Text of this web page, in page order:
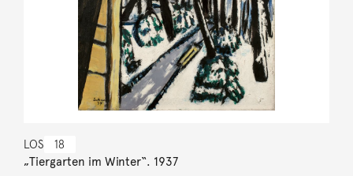
LOS 18
„Tiergarten im Winter“. 1937